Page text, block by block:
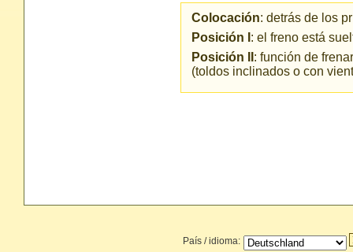
Colocación: detrás de los
Posición I : el freno está
Posición II : función de
(toldos inclinados o con
País / idioma: